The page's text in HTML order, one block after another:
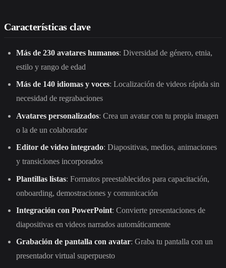
Características clave
Más de 230 avatares humanos: Diversidad de género, etnia,
estilo y rango de edad
Más de 140 idiomas y voces: Localización de videos rápida sin
necesidad de regrabaciones
Avatares personalizados: Crea un avatar con tu propia imagen
o la de un colaborador
Editor de video integrado: Diapositivas, medios, animaciones
y transiciones incorporados
Plantillas listas: Formatos preestablecidos para capacitación,
onboarding, demostraciones y comunicación
Integración con PowerPoint: Convierte presentaciones de
diapositivas en videos narrados automáticamente
Grabación de pantalla con avatar: Graba tu pantalla con un
presentador virtual superpuesto